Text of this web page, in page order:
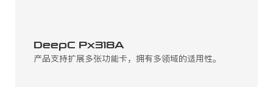
DeepC Px318A
产品支持扩展多张功能卡，拥有多领域的适用性。